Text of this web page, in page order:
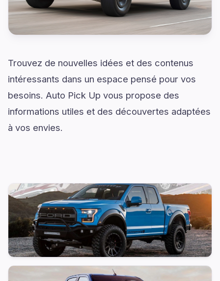
Trouvez de nouvelles idées et des contenus
intéressants dans un espace pensé pour vos
besoins. Auto Pick Up vous propose des
informations utiles et des découvertes adaptées
à vos envies.